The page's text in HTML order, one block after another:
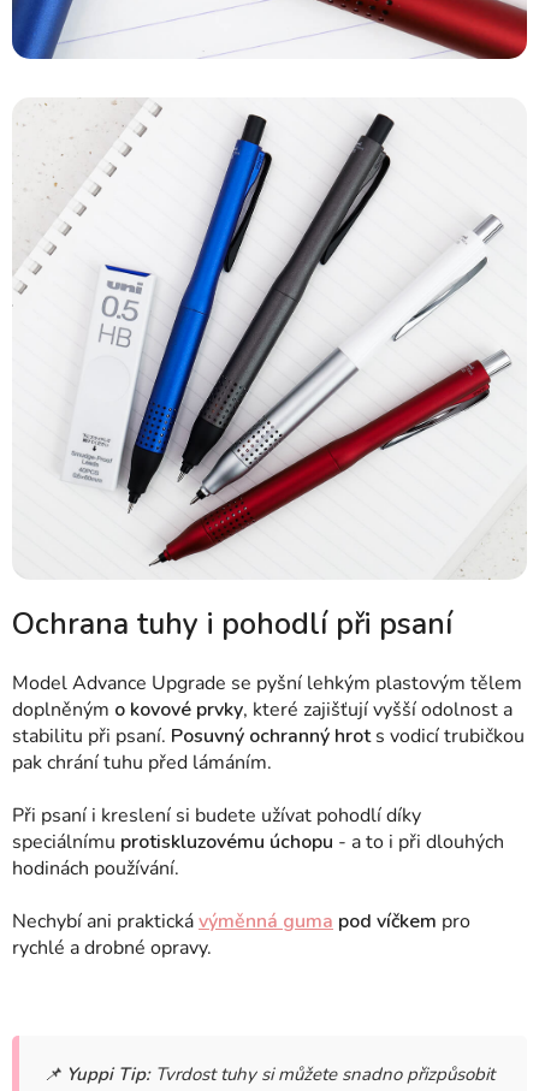
Ochrana tuhy i pohodlí při psaní
Model Advance Upgrade se pyšní lehkým plastovým tělem
doplněným o kovové prvky, které zajišťují vyšší odolnost a
stabilitu při psaní. Posuvný ochranný hrots vodicí trubičkou
pak chrání tuhu před lámáním.
Při psaní i kreslení si budete užívat pohodlí díky
speciálnímu protiskluzovému úchopu - a to i při dlouhých
hodinách používání.
Nechybí ani praktickávýměnná guma pod víčkem pro
rychlé a drobné opravy.
📌 Yuppi Tip: Tvrdost tuhy si můžete snadno přizpůsobit